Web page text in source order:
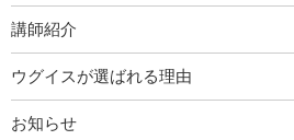
講師紹介
ウグイスが選ばれる理由
お知らせ